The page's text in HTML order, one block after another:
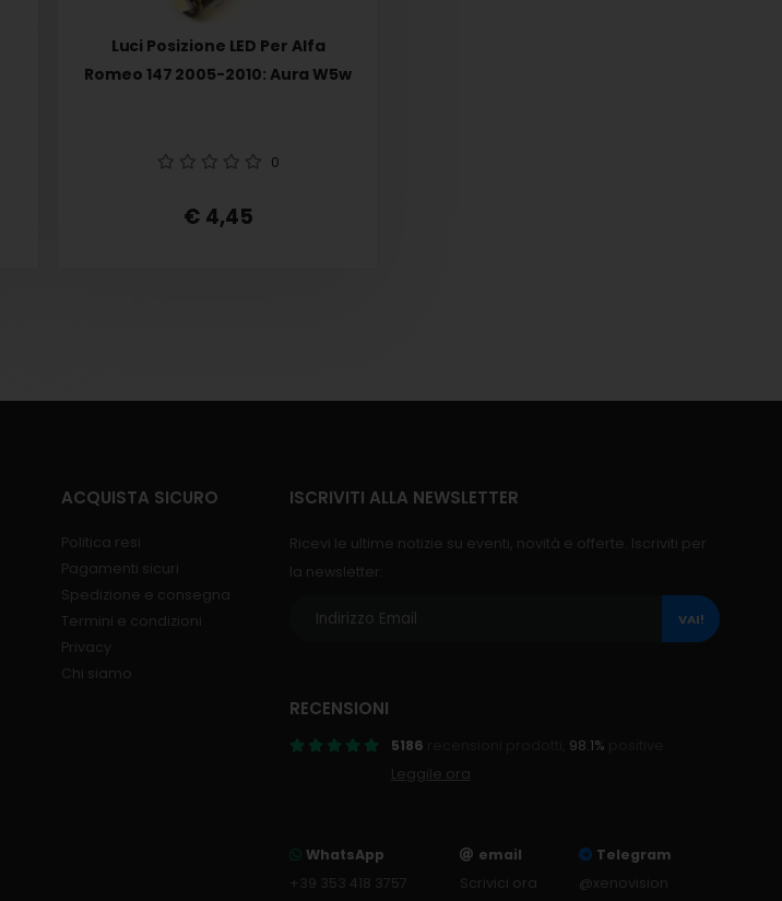
Luci Posizione LED Per Alfa
Romeo 147 2005-2010: Aura W5w
0
€ 4,45
ACQUISTA SICURO
Politica resi
Pagamenti sicuri
Spedizione e consegna
Termini e condizioni
Privacy
Chi siamo
ISCRIVITI ALLA NEWSLETTER
Ricevi le ultime notizie su eventi, novità e offerte. Iscriviti per
la newsletter:
VAI!
RECENSIONI
5186 98.1%
Leggile ora
WhatsApp
+39 353 418 3757
email
Scrivici ora
Telegram
@xenovision